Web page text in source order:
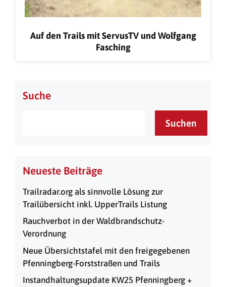
Auf den Trails mit ServusTV und Wolfgang
Fasching
Suche
Suchen
Neueste Beiträge
Trailradar.org als sinnvolle Lösung zur
Trailübersicht inkl. UpperTrails Listung
Rauchverbot in der Waldbrandschutz-
Verordnung
Neue Übersichtstafel mit den freigegebenen
Pfenningberg-Forststraßen und Trails
Instandhaltungsupdate KW25 Pfenningberg +